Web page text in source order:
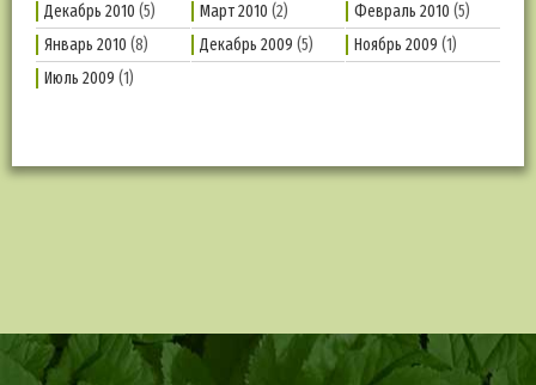
Декабрь 2010 (5) Март 2010 (2) Февраль 2010 (5)
Январь 2010 (8) Декабрь 2009 (5) Ноябрь 2009 (1)
Июль 2009 (1)